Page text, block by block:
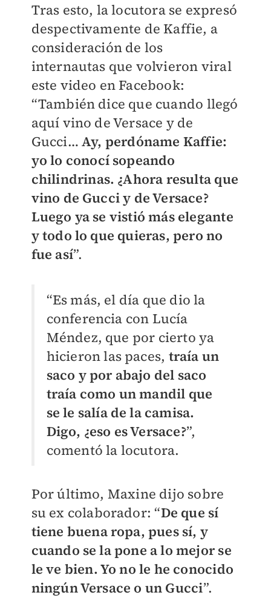
Tras esto, la locutora se expresó
despectivamente de Kaffie, a
consideración de los
internautas que volvieron viral
este video en Facebook:
“También dice que cuando llegó
aquí vino de Versace y de
Gucci… Ay, perdóname Kaffie:
yo lo conocí sopeando
chilindrinas. ¿Ahora resulta que
vino de Gucci y de Versace?
Luego ya se vistió más elegante
y todo lo que quieras, pero no
fue así”.
“Es más, el día que dio la
conferencia con Lucía
Méndez, que por cierto ya
hicieron las paces, traía un
saco y por abajo del saco
traía como un mandil que
se le salía de la camisa.
Digo, ¿eso es Versace?”,
comentó la locutora.
Por último, Maxine dijo sobre
su ex colaborador: “De que sí
tiene buena ropa, pues sí, y
cuando se la pone a lo mejor se
le ve bien. Yo no le he conocido
ningún Versace o un Gucci”.